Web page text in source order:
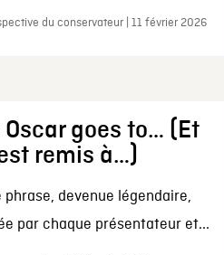
du conservateur | 11 février 2026
goes to… (Et
est remis à…)
devenue légendaire,
par chaque présentateur et...